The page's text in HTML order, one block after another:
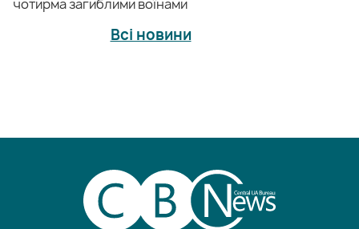
чотирма загиблими воїнами
Всі новини